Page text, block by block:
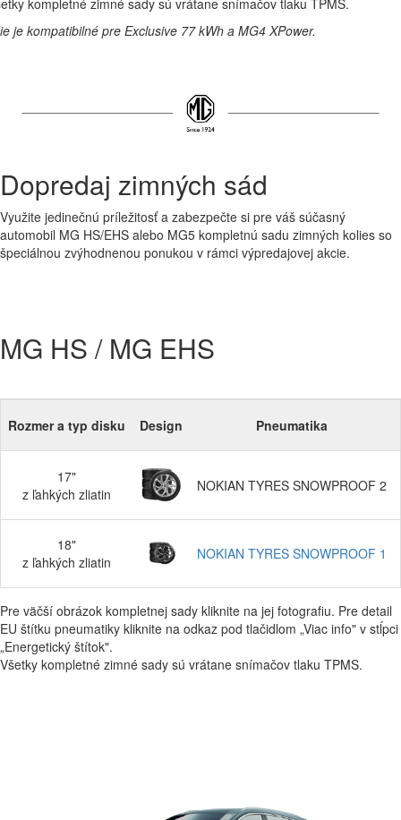
kompletné zimné sady sú vrátane snímačov tlaku TPMS.
je kompatibilné pre Exclusive 77 kWh a MG4 XPower.
Dopredaj zimných sád
Využite jedinečnú príležitosť a zabezpečte si pre váš súčasný
automobil MG HS/EHS alebo MG5 kompletnú sadu zimných kolies so
špeciálnou zvýhodnenou ponukou v rámci výpredajovej akcie.
MG HS / MG EHS
Rozmer a typ disku Design Pneumatika
17"
z ľahkých zliatin
NOKIAN TYRES SNOWPROOF 2
18"
z ľahkých zliatin
NOKIAN TYRES SNOWPROOF 1
Pre väčší obrázok kompletnej sady kliknite na jej fotografiu. Pre detail
EU štítku pneumatiky kliknite na odkaz pod tlačidlom „Viac info" v stĺpci
„Energetický štítok".
Všetky kompletné zimné sady sú vrátane snímačov tlaku TPMS.